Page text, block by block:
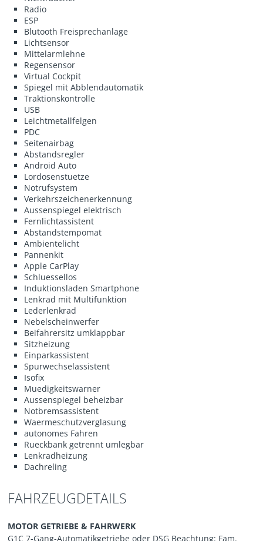
Radio
ESP
Blutooth Freisprechanlage
Lichtsensor
Mittelarmlehne
Regensensor
Virtual Cockpit
Spiegel mit Abblendautomatik
Traktionskontrolle
USB
Leichtmetallfelgen
PDC
Seitenairbag
Abstandsregler
Android Auto
Lordosenstuetze
Notrufsystem
Verkehrszeichenerkennung
Aussenspiegel elektrisch
Fernlichtassistent
Abstandstempomat
Ambientelicht
Pannenkit
Apple CarPlay
Schluessellos
Induktionsladen Smartphone
Lenkrad mit Multifunktion
Lederlenkrad
Nebelscheinwerfer
Beifahrersitz umklappbar
Sitzheizung
Einparkassistent
Spurwechselassistent
Isofix
Muedigkeitswarner
Aussenspiegel beheizbar
Notbremsassistent
Waermeschutzverglasung
autonomes Fahren
Rueckbank getrennt umlegbar
Lenkradheizung
Dachreling
FAHRZEUGDETAILS
MOTOR GETRIEBE & FAHRWERK
G1C 7-Gang-Automatikgetriebe oder DSG Beachtung: Fam.